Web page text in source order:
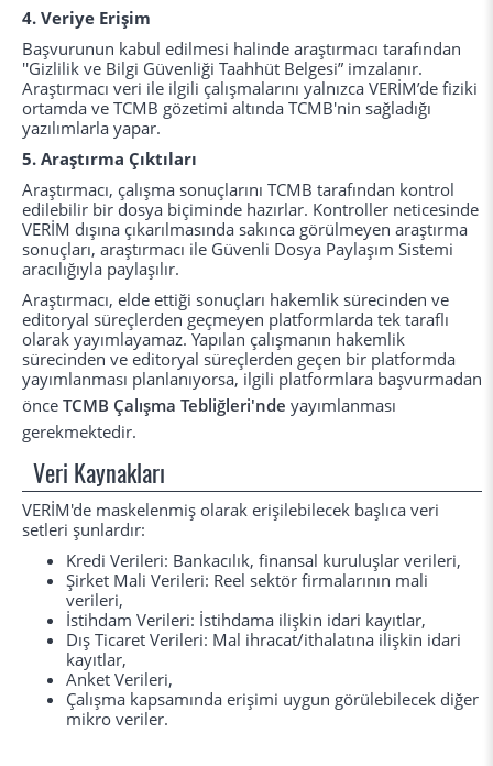
4. Veriye Erişim
Başvurunun kabul edilmesi halinde araştırmacı tarafından
''Gizlilik ve Bilgi Güvenliği Taahhüt Belgesi” imzalanır.
Araştırmacı veri ile ilgili çalışmalarını yalnızca VERİM’de fiziki
ortamda ve TCMB gözetimi altında TCMB'nin sağladığı
yazılımlarla yapar.
5. Araştırma Çıktıları
Araştırmacı, çalışma sonuçlarını TCMB tarafından kontrol
edilebilir bir dosya biçiminde hazırlar. Kontroller neticesinde
VERİM dışına çıkarılmasında sakınca görülmeyen araştırma
sonuçları, araştırmacı ile Güvenli Dosya Paylaşım Sistemi
aracılığıyla paylaşılır.
Araştırmacı, elde ettiği sonuçları hakemlik sürecinden ve
editoryal süreçlerden geçmeyen platformlarda tek taraflı
olarak yayımlayamaz. Yapılan çalışmanın hakemlik
sürecinden ve editoryal süreçlerden geçen bir platformda
yayımlanması planlanıyorsa, ilgili platformlara başvurmadan
önceTCMB Çalışma Tebliğleri'nde yayımlanması
gerekmektedir.
Veri Kaynakları
VERİM'de maskelenmiş olarak erişilebilecek başlıca veri
setleri şunlardır:
Kredi Verileri: Bankacılık, finansal kuruluşlar verileri,
Şirket Mali Verileri: Reel sektör firmalarının mali
verileri,
İstihdam Verileri: İstihdama ilişkin idari kayıtlar,
Dış Ticaret Verileri: Mal ihracat/ithalatına ilişkin idari
kayıtlar,
Anket Verileri,
Çalışma kapsamında erişimi uygun görülebilecek diğer
mikro veriler.